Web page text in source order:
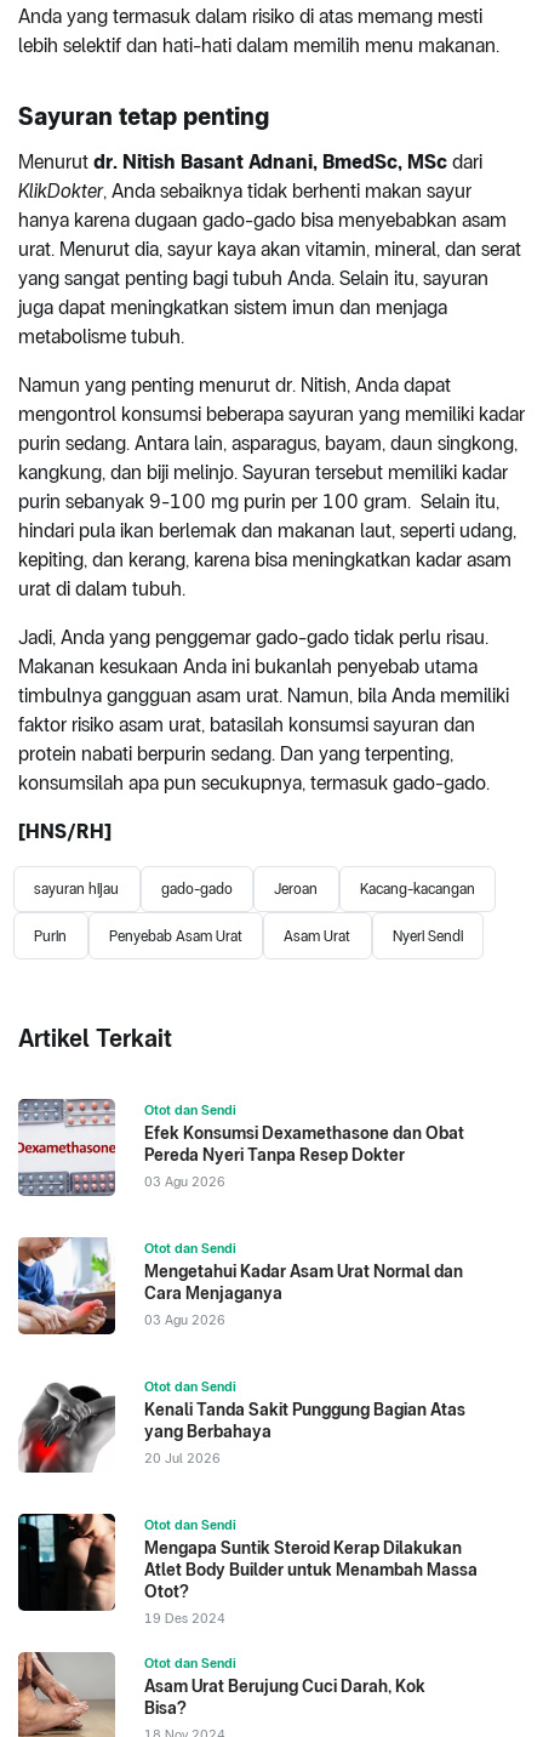
Anda yang termasuk dalam risiko di atas memang mesti
lebih selektif dan hati-hati dalam memilih menu makanan.
Sayuran tetap penting
Menurut dr. Nitish Basant Adnani, BmedSc, MSc dari
KlikDokter, Anda sebaiknya tidak berhenti makan sayur
hanya karena dugaan gado-gado bisa menyebabkan asam
urat. Menurut dia, sayur kaya akan vitamin, mineral, dan serat
yang sangat penting bagi tubuh Anda. Selain itu, sayuran
juga dapat meningkatkan sistem imun dan menjaga
metabolisme tubuh.
Namun yang penting menurut dr. Nitish, Anda dapat
mengontrol konsumsi beberapa sayuran yang memiliki kadar
purin sedang. Antara lain, asparagus, bayam, daun singkong,
kangkung, dan biji melinjo. Sayuran tersebut memiliki kadar
purin sebanyak 9-100 mg purin per 100 gram. Selain itu,
hindari pula ikan berlemak dan makanan laut, seperti udang,
kepiting, dan kerang, karena bisa meningkatkan kadar asam
urat di dalam tubuh.
Jadi, Anda yang penggemar gado-gado tidak perlu risau.
Makanan kesukaan Anda ini bukanlah penyebab utama
timbulnya gangguan asam urat. Namun, bila Anda memiliki
faktor risiko asam urat, batasilah konsumsi sayuran dan
protein nabati berpurin sedang. Dan yang terpenting,
konsumsilah apa pun secukupnya, termasuk gado-gado.
[HNS/RH]
sayuran hijau gado-gado Jeroan Kacang-kacangan
Purin Penyebab Asam Urat Asam Urat Nyeri Sendi
Artikel Terkait
Otot dan Sendi
Efek Konsumsi Dexamethasone dan Obat
Pereda Nyeri Tanpa Resep Dokter
03 Agu 2026
Otot dan Sendi
Mengetahui Kadar Asam Urat Normal dan
Cara Menjaganya
03 Agu 2026
Otot dan Sendi
Kenali Tanda Sakit Punggung Bagian Atas
yang Berbahaya
20 Jul 2026
Otot dan Sendi
Mengapa Suntik Steroid Kerap Dilakukan
Atlet Body Builder untuk Menambah Massa
Otot?
19 Des 2024
Otot dan Sendi
Asam Urat Berujung Cuci Darah, Kok
Bisa?